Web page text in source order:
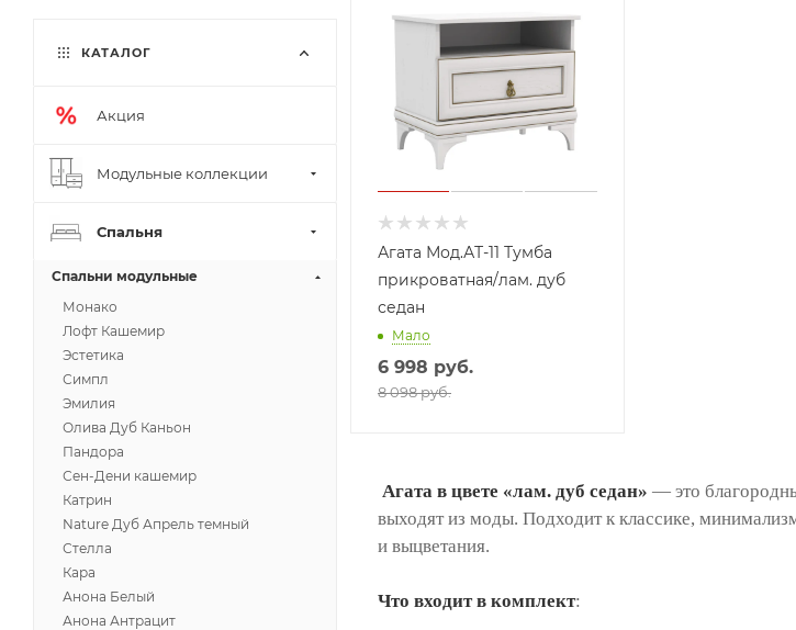
Агата Мод.АТ-11 Тумба
прикроватная/лам. дуб
седан
Мало
6 998 руб.
8 098 руб.
Агата в цвете «лам. дуб седан» — это
выходят из моды. Подходит к классике,
и выцветания.
Что входит в комплект:
КАТАЛОГ
Акция
Модульные коллекции
Спальня
Спальни модульные
Монако
Лофт Кашемир
Эстетика
Симпл
Эмилия
Олива Дуб Каньон
Пандора
Сен-Дени кашемир
Катрин
Nature Дуб Апрель темный
Стелла
Кара
Анона Белый
Анона Антрацит